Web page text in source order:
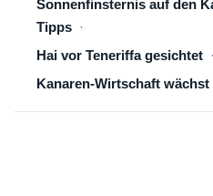
Sonnenfinsternis auf den
Tipps
Hai vor Teneriffa gesichtet
Kanaren-Wirtschaft